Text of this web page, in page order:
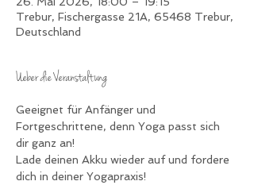
Trebur, Fischergasse 21A, 65468 Trebur,
Deutschland
Ueber die Veranstaltung
Geeignet für Anfänger und
Fortgeschrittene, denn Yoga passt sich
dir ganz an!
Lade deinen Akku wieder auf und fordere
dich in deiner Yogapraxis!